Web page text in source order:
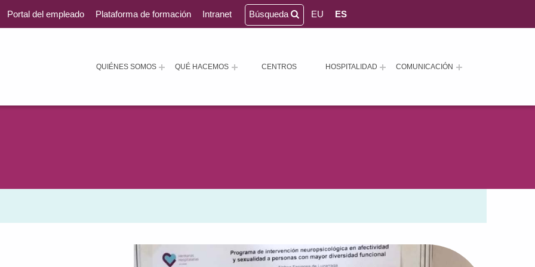
QUIÉNES SOMOS QUÉ HACEMOS CENTROS HOSPITALIDAD COMUNICACIÓN
Portal del empleado Plataforma de formación Intranet Búsqueda EU ES